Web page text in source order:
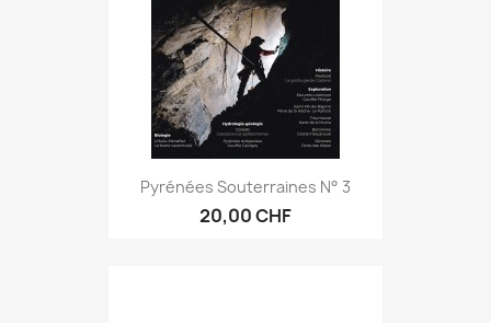
Pyrénées Souterraines N° 3
20,00 CHF